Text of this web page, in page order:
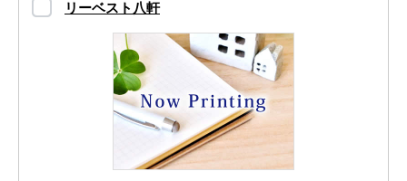
リーベスト八軒